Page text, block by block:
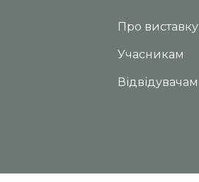
Про виставку
Учасникам
Відвідувачам